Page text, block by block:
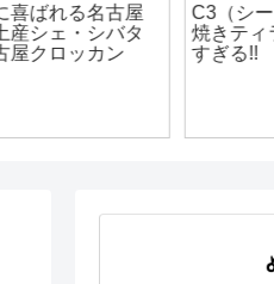
C3（シーキューブ）の
焼きティラミスが美味
すぎる!!